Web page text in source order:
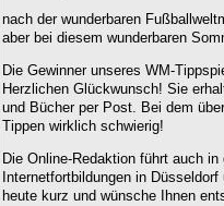
nach der wunderbaren
aber bei diesem wunderbaren
Die Gewinner unseres WM-
Herzlichen Glückwunsch! Sie
und Bücher per Post. Bei dem
Tippen wirklich schwierig!
Die Online-Redaktion führt auch
Internetfortbildungen in
heute kurz und wünsche Ihnen